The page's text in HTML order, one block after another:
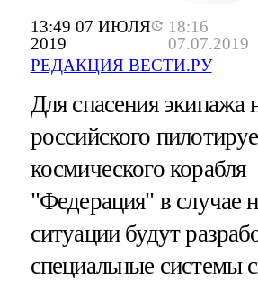
13:49 07 ИЮЛЯ
2019
18:16
07.07.2019
РЕДАКЦИЯ ВЕСТИ.РУ
Для спасения экипажа
российского
космического корабля
"Федерация" в случае
ситуации будут
специальные системы